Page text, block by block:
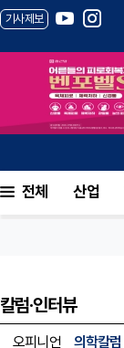
기사제보
전체 산업
칼럼·인터뷰
오피니언 의학칼럼